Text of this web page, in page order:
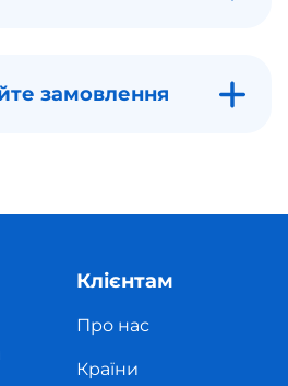
замовлення
Клієнтам
Про нас
Країни